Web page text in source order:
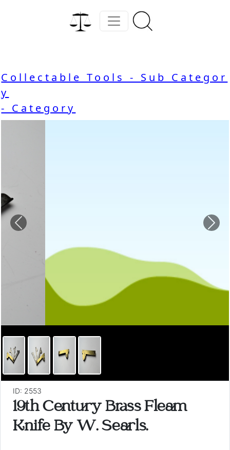
Collectable Tools - Sub Categor
y
- Category
Previous
ID: 2553
19th Century Brass Fleam
Knife By W. Searls.